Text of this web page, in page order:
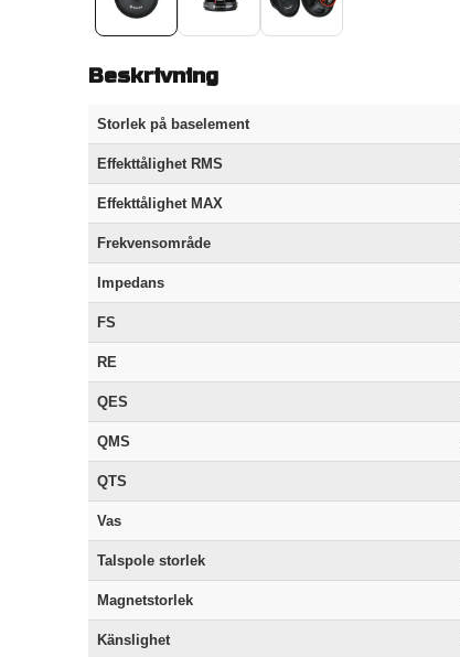
Beskrivning
Storlek på baselement
Effekttålighet RMS
Effekttålighet MAX
Frekvensområde
Impedans
FS
RE
QES
QMS
QTS
Vas
Talspole storlek
Magnetstorlek
Känslighet